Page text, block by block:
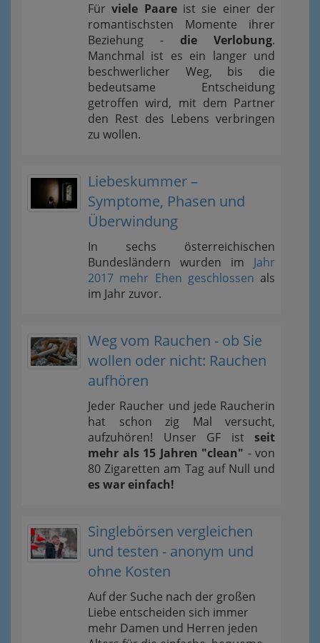
Fürviele Paareist sie einer der
romantischsten Momente ihrer
Beziehung - die Verlobung.
Manchmal ist es ein langer und
beschwerlicher Weg, bis die
bedeutsame Entscheidung
getroffen wird, mit dem Partner
den Rest des Lebens verbringen
zu wollen.
Liebeskummer –
Symptome, Phasen und
Überwindung
In sechs österreichischen
Bundesländern wurden im Jahr
2017 mehr Ehen geschlossen als
im Jahr zuvor.
Weg vom Rauchen - ob Sie
wollen oder nicht: Rauchen
aufhören
Jeder Raucher und jede Raucherin
hat schon zig Mal versucht,
aufzuhören! Unser GF ist seit
mehr als 15 Jahren "clean" - von
80 Zigaretten am Tag auf Null und
es war einfach!
Singlebörsen vergleichen
und testen - anonym und
ohne Kosten
Auf der Suche nach der großen
Liebe entscheiden sich immer
mehr Damen und Herren jeden